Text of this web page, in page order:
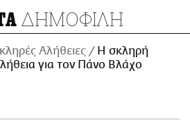
ΔΗΜΟΦΙΛΗ
Αλήθειες
H σκληρή
για τον Πάνο Βλάχο